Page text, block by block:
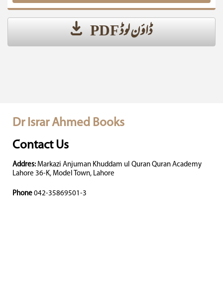
ڈاؤن لوڈ PDF
Dr Israr Ahmed Books
Contact Us
Addres: Markazi Anjuman Khuddam ul Quran Quran Academy
Lahore 36-K, Model Town, Lahore
Phone 042-35869501-3